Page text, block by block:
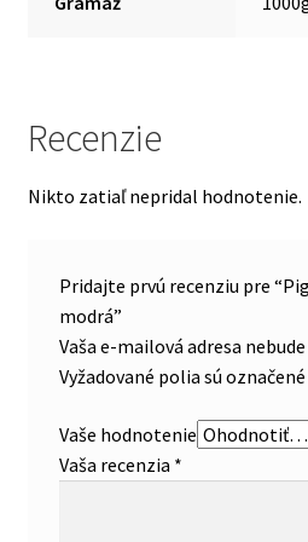
Recenzie
Nikto zatiaľ nepridal hodnotenie.
Pridajte prvú recenziu pre
modrá”
Vaša e-mailová adresa
Vyžadované polia sú označené
Vaše hodnotenie
Vaša recenzia *